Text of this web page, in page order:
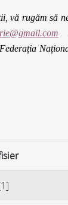
vă rugăm să
Federația